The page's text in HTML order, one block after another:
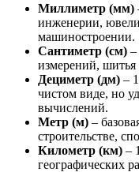
Миллиметр (мм)
инженерии,
машиностроении.
Сантиметр (см) –
измерений, шитья
Дециметр (дм) –
чистом виде, но
вычислений.
Метр (м) –
строительстве,
Километр (км) –
географических